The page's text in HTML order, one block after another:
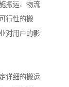
搬运、物流
行性的搬
对用户的影
详细的搬运